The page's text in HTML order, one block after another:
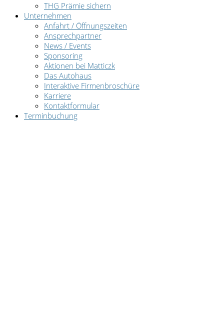
THG Prämie sichern
Unternehmen
Anfahrt / Öffnungszeiten
Ansprechpartner
News / Events
Sponsoring
Aktionen bei Matticzk
Das Autohaus
Interaktive Firmenbroschüre
Karriere
Kontaktformular
Terminbuchung